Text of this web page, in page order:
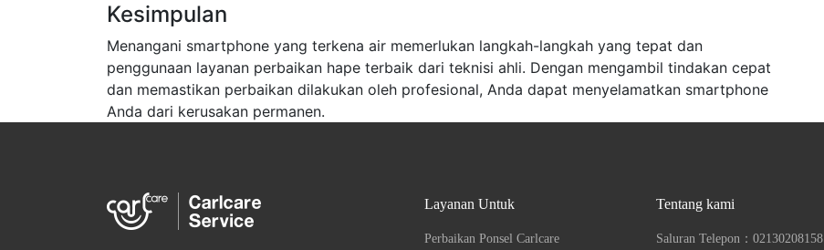
Kesimpulan
Menangani smartphone yang terkena air memerlukan langkah-langkah yang tepat dan
penggunaan layanan perbaikan hape terbaik dari teknisi ahli. Dengan mengambil tindakan cepat
dan memastikan perbaikan dilakukan oleh profesional, Anda dapat menyelamatkan smartphone
Anda dari kerusakan permanen.
Layanan Untuk
Perbaikan Ponsel Carlcare
Tentang kami
Saluran Telepon： 02130208158